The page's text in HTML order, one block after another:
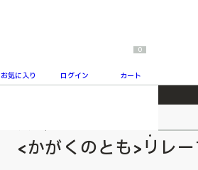
お気に入り ログイン
0
カート
<かがくのとも>リレ